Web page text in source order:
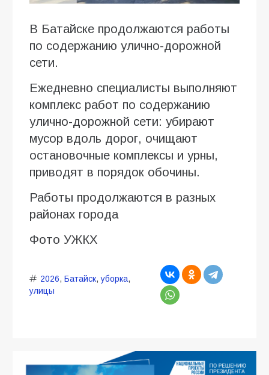
В Батайске продолжаются работы
по содержанию улично-дорожной
сети.
Ежедневно специалисты выполняют
комплекс работ по содержанию
улично-дорожной сети: убирают
мусор вдоль дорог, очищают
остановочные комплексы и урны,
приводят в порядок обочины.
Работы продолжаются в разных
районах города
Фото УЖКХ
2026, Батайск,уборка,
улицы